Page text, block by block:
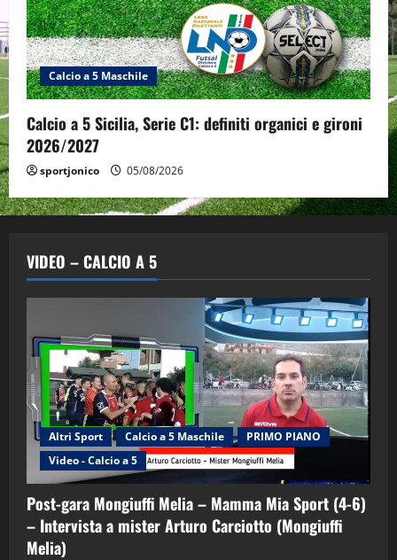
Calcio a 5 Maschile
Calcio a 5 Sicilia, Serie C1: definiti organici e gironi
2026/2027
sportjonico 05/08/2026
VIDEO – CALCIO A 5
Altri Sport Calcio a 5 Maschile
PRIMO PIANO
Video - Calcio a 5
Post-gara Mongiuffi Melia – Mamma Mia Sport (4-6)
– Intervista a mister Arturo Carciotto (Mongiuffi
Melia)